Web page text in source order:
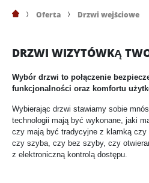
Oferta Drzwi wejściowe
DRZWI WIZYTÓWKĄ
Wybór drzwi to połączenie
funkcjonalności oraz komfortu
Wybierając drzwi stawiamy sobie
technologii mają być wykonane, jaki
czy mają być tradycyjne z klamką czy
czy szyba, czy bez szyby, czy
z elektroniczną kontrolą dostępu.